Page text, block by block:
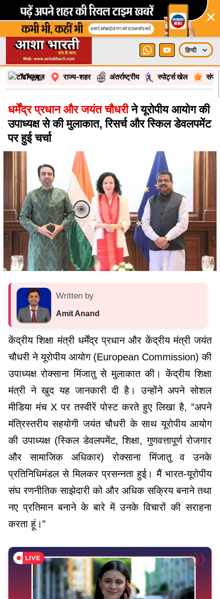
×
टॉप न्यूज़ राज्य-शहर अंतर्राष्ट्रीय स्पोर्ट्स खेल
धर्मेंद्र प्रधान और जयंत चौधरीने यूरोपीय आयोग की
उपाध्यक्ष से की मुलाकात, रिसर्च और स्किल डेवलपमेंट
पर हुई चर्चा
Written by
Amit Anand
केंद्रीय शिक्षा मंत्री धर्मेंद्र प्रधान और केंद्रीय मंत्री जयंत
चौधरी ने यूरोपीय आयोग (European Commission) की
उपाध्यक्ष रोक्साना मिंजातु से मुलाकात की। केंद्रीय शिक्षा
मंत्री ने खुद यह जानकारी दी है। उन्होंने अपने सोशल
मीडिया मंच X पर तस्वीरें पोस्ट करते हुए लिखा है, ”अपने
मंत्रिस्तरीय सहयोगी जयंत चौधरी के साथ यूरोपीय आयोग
की उपाध्यक्ष (स्किल डेवलपमेंट, शिक्षा, गुणवत्तापूर्ण रोजगार
और सामाजिक अधिकार) रोक्साना मिंजातु व उनके
प्रतिनिधिमंडल से मिलकर प्रसन्नता हुई। मैं भारत-यूरोपीय
संघ रणनीतिक साझेदारी को और अधिक सक्रिय बनाने तथा
नए प्रतिमान बनाने के बारे में उनके विचारों की सराहना
करता हूं।”